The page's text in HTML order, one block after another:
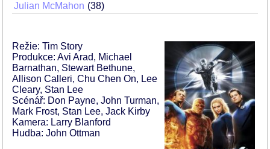
Julian McMahon 38
Režie: Tim Story
Produkce: Avi Arad, Michael
Barnathan, Stewart Bethune,
Allison Calleri, Chu Chen On, Lee
Cleary, Stan Lee
Scénář: Don Payne, John Turman,
Mark Frost, Stan Lee, Jack Kirby
Kamera: Larry Blanford
Hudba: John Ottman